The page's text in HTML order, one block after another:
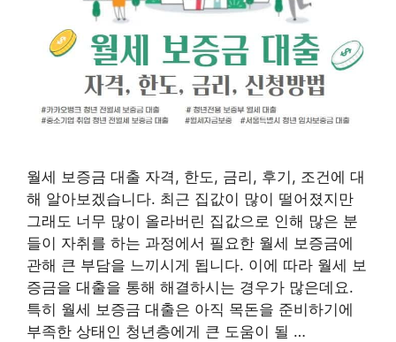
월세 보증금 대출 자격, 한도, 금리, 후기, 조건에 대
해 알아보겠습니다. 최근 집값이 많이 떨어졌지만
그래도 너무 많이 올라버린 집값으로 인해 많은 분
들이 자취를 하는 과정에서 필요한 월세 보증금에
관해 큰 부담을 느끼시게 됩니다. 이에 따라 월세 보
증금을 대출을 통해 해결하시는 경우가 많은데요.
특히 월세 보증금 대출은 아직 목돈을 준비하기에
부족한 상태인 청년층에게 큰 도움이 될 …